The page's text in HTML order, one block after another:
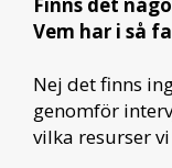
Finns det
Vem har i så
Nej det finns
genomför
vilka resurser